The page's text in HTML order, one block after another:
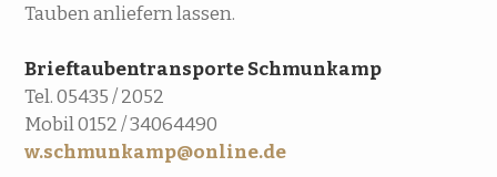
Tauben anliefern lassen.
Brieftaubentransporte Schmunkamp
Tel. 05435 / 2052
Mobil 0152 / 34064490
w.schmunkamp@online.de